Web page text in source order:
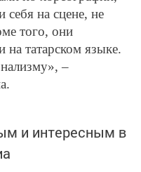
себя на сцене, не
того, они
на татарском языке.
–
и интересным в